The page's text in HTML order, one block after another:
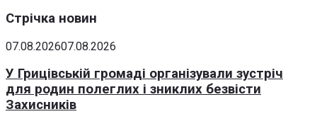
Стрічка новин
07.08.202607.08.2026
У Грицівській громаді організували зустріч
для родин полеглих і зниклих безвісти
Захисників